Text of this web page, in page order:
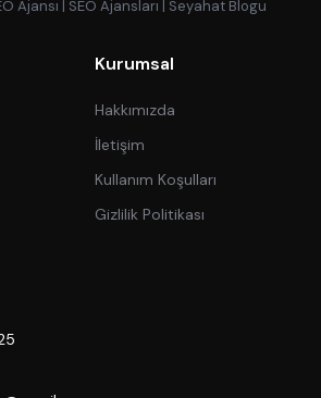
Ajansı | SEO Ajansları | Seyahat Blogu
Kurumsal
Hakkımızda
İletişim
Kullanım Koşulları
Gizlilik Politikası